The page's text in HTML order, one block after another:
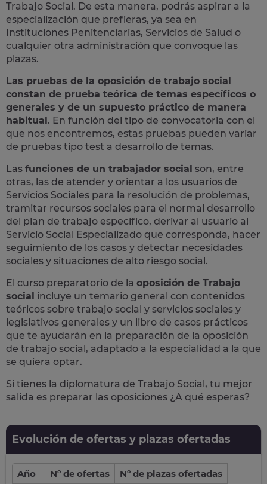
Trabajo Social. De esta manera, podrás aspirar a la
especialización que prefieras, ya sea en
Instituciones Penitenciarias, Servicios de Salud o
cualquier otra administración que convoque las
plazas.
Las pruebas de la oposición de trabajo social
constan de prueba teórica de temas específicos o
generales y de un supuesto práctico de manera
habitual. En función del tipo de convocatoria con el
que nos encontremos, estas pruebas pueden variar
de pruebas tipo test a desarrollo de temas.
Las funciones de un trabajador social son, entre
otras, las de atender y orientar a los usuarios de
Servicios Sociales para la resolución de problemas,
tramitar recursos sociales para el normal desarrollo
del plan de trabajo específico, derivar al usuario al
Servicio Social Especializado que corresponda, hacer
seguimiento de los casos y detectar necesidades
sociales y situaciones de alto riesgo social.
El curso preparatorio de la oposición de Trabajo
social incluye un temario general con contenidos
teóricos sobre trabajo social y servicios sociales y
legislativos generales y un libro de casos prácticos
que te ayudarán en la preparación de la oposición
de trabajo social, adaptado a la especialidad a la que
se quiera optar.
Si tienes la diplomatura de Trabajo Social, tu mejor
salida es preparar las oposiciones ¿A qué esperas?
Evolución de ofertas y plazas ofertadas
Año Nº de ofertas Nº de plazas ofertadas